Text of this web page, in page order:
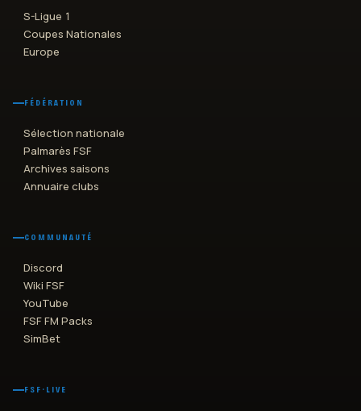
S-Ligue 1
Coupes Nationales
Europe
FÉDÉRATION
Sélection nationale
Palmarès FSF
Archives saisons
Annuaire clubs
COMMUNAUTÉ
Discord
Wiki FSF
YouTube
FSF FM Packs
SimBet
FSF·LIVE